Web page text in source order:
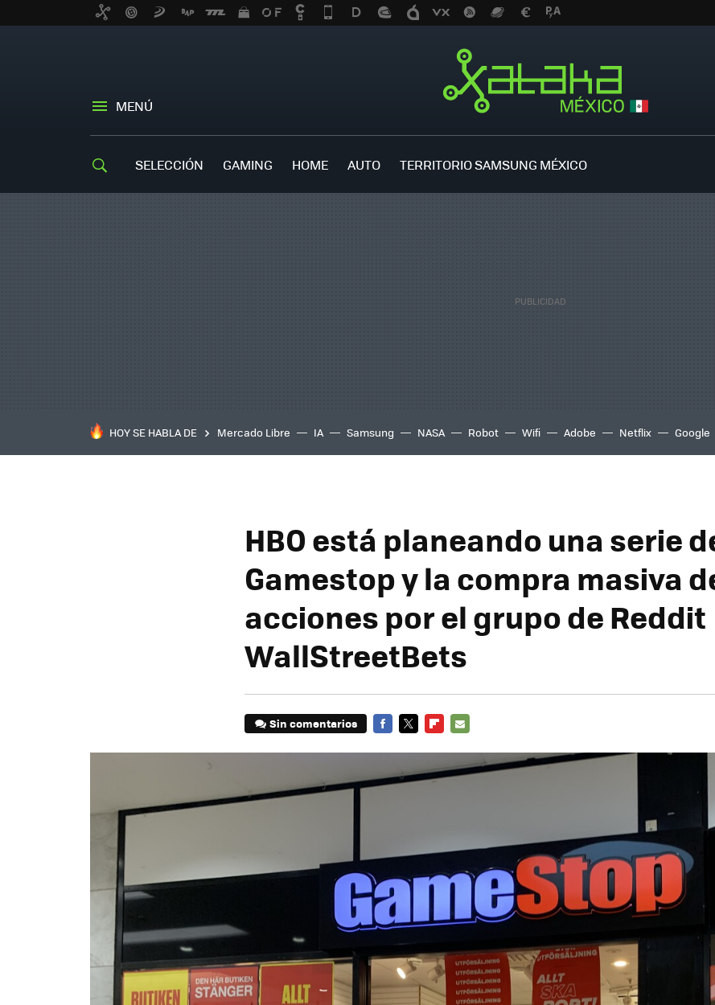
MENÚ
SELECCIÓN GAMING HOME AUTO TERRITORIO SAMSUNG MÉXICO
HOY SE HABLA DE Mercado Libre IA Samsung NASA Robot Wifi Adobe Netflix Google
HBO está planeando una serie
Gamestop y la compra masiva
acciones por el grupo de Reddit
WallStreetBets
Sin comentarios
MAIL